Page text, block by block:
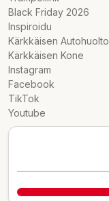
Black Friday 2026
Inspiroidu
Kärkkäisen Autohuolto
Kärkkäisen Kone
Instagram
Facebook
TikTok
Youtube